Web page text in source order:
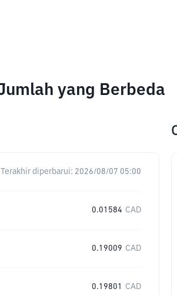
yang Berbeda
Terakhir diperbarui: 2026/08/07 05:00
0.01584 CAD
0.19009 CAD
0.19801 CAD